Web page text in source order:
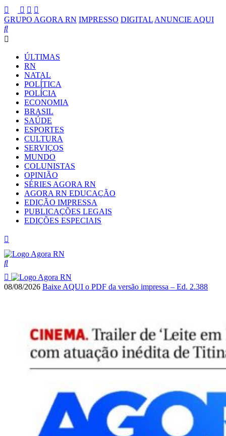
GRUPO AGORA RN IMPRESSO DIGITAL ANUNCIE AQUI
ÚLTIMAS
RN
NATAL
POLÍTICA
POLÍCIA
ECONOMIA
BRASIL
SAÚDE
ESPORTES
CULTURA
SERVIÇOS
MUNDO
COLUNISTAS
OPINIÃO
SÉRIES AGORA RN
AGORA RN EDUCAÇÃO
EDIÇÃO IMPRESSA
PUBLICAÇÕES LEGAIS
EDIÇÕES ESPECIAIS
08/08/2026 Baixe AQUI o PDF da versão impressa – Ed. 2.388